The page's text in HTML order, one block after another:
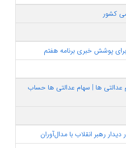
کشور
برای پوشش خبری برنامه هفتم
عدالتی ها | سهام عدالتی ها حساب
رهبر انقلاب با مدال‌آوران